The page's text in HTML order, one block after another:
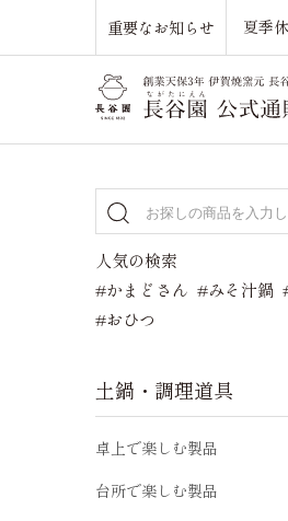
重要なお知らせ 夏季
人気の検索
#かまどさん #みそ汁鍋
#おひつ
土鍋・調理道具
卓上で楽しむ製品
台所で楽しむ製品